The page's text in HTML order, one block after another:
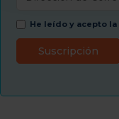
He leído y acepto la